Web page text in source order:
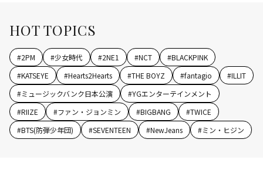
HOT TOPICS
#2PM #少女時代 #2NE1 #NCT #BLACKPINK
#KATSEYE #Hearts2Hearts #THE BOYZ #fantagio #ILLIT
#ミュージックバンク日本公演 #YGエンターテインメント
#RIIZE #ファン・ジョンミン #BIGBANG #TWICE
#BTS(防弾少年団) #SEVENTEEN #NewJeans #ミン・ヒジン